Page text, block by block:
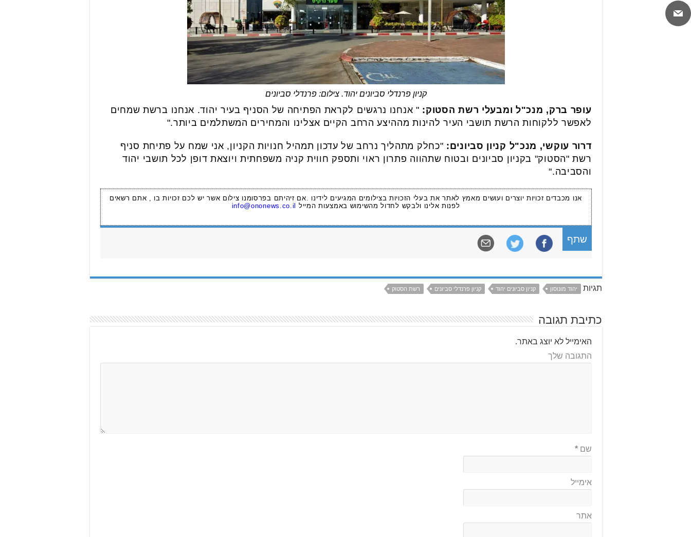
קניון פרנדלי סביונים יהוד. צילום: פרנדלי סביונים
עופר ברק, מנכ"ל ומבעלי רשת הסטוק: " אנחנו נרגשים לקראת הפתיחה של הסניף בעיר יהוד. אנחנו ברשת שמחים
לאפשר ללקוחות הרשת תושבי העיר להינות מההיצע הרחב הקיים אצלינו והמחירים המשתלמים ביותר."
דרור עוקשי, מנכ"ל קניון סביונים: "כחלק מתהליך נרחב של עדכון תמהיל חנויות הקניון, אני שמח על פתיחת סניף
רשת "הסטוק" בקניון סביונים ובטוח שתהווה פתרון ראוי ותספק חווית קניה משפחתית ויוצאת דופן לכל תושבי יהוד
והסביבה."
אנו מכבדים זכויות יוצרים ועושים מאמץ לאתר את בעלי הזכויות בצילומים המגיעים לידינו .אם זיהיתם בפרסומנו צילום אשר יש לכם זכויות בו , אתם רשאים
לפנות אלינו ולבקש לחדול מהשימוש באמצעות המייל info@ononews.co.il
שתף
תגיות יהוד מונוסון קניון סביונים יהוד קניון פרנדלי סביונים רשת הסטוק
כתיבת תגובה
האימייל לא יוצג באתר.
התגובה שלך
שם*
אימייל
אתר